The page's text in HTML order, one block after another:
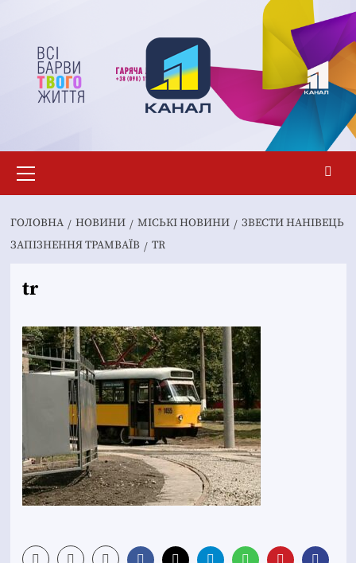
вмісту
меню
ГОЛОВНА НОВИНИ MІСЬКІ НОВИНИ
ЗВЕСТИ НАНІВЕЦЬ
ЗАПІЗНЕННЯ ТРАМВАЇВ
TR
tr